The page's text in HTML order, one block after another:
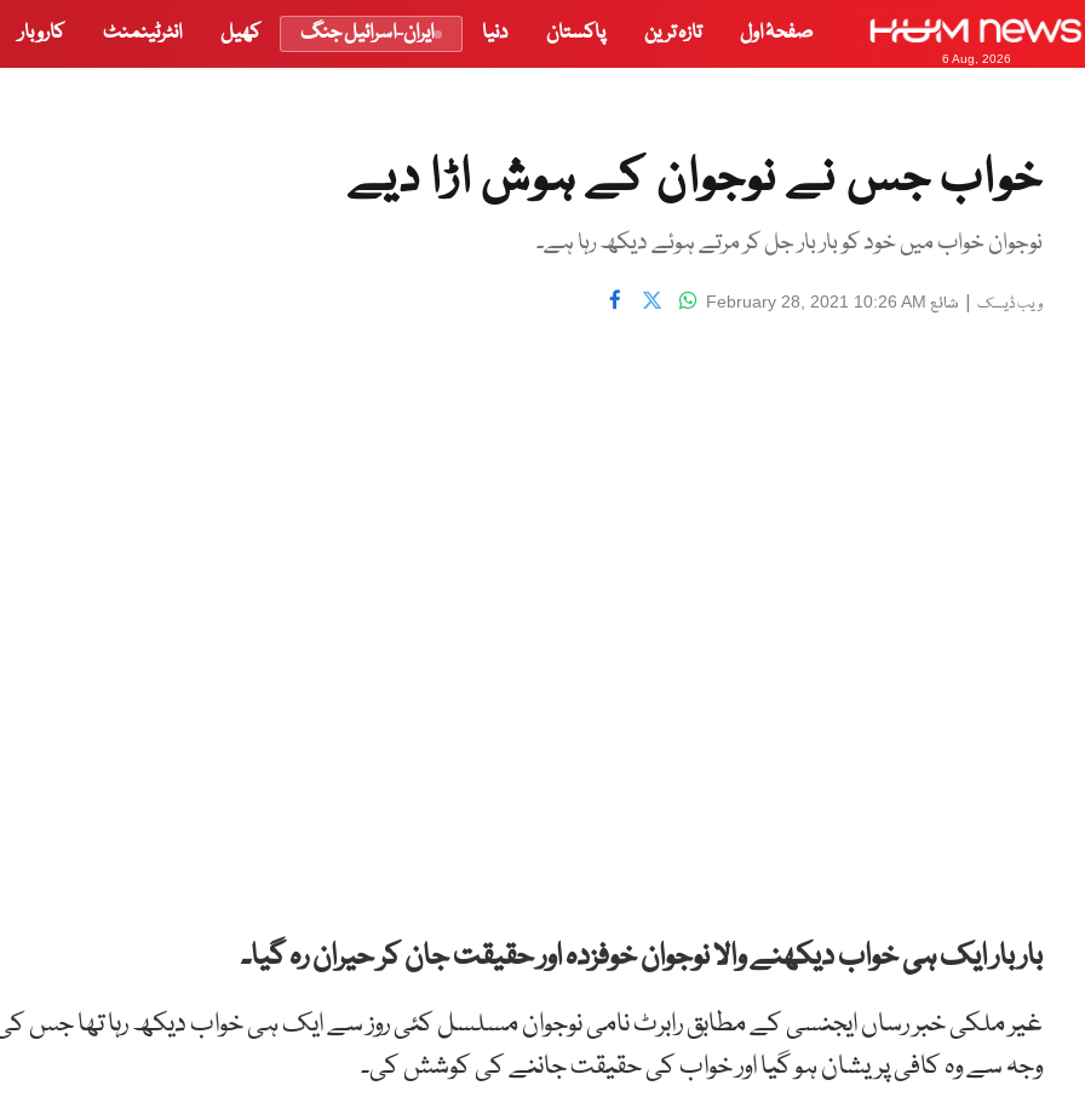
6 Aug, 2026
صفحۂ اول تازہ ترین پاکستان دنیا ایران-اسرائیل جنگ کھیل انٹرٹینمنٹ کاروبار
خواب جس نے نوجوان کے ہوش اڑا دیے
نوجوان خواب میں خود کو بار بار جل کر مرتے ہوئے دیکھ رہا ہے۔
ویب ڈیسک | شائع February 28, 2021 10:26 AM
بار بار ایک ہی خواب دیکھنے والا نوجوان خوفزدہ اور حقیقت جان کر حیران رہ گیا۔
غیر ملکی خبر رساں ایجنسی کے مطابق رابرٹ نامی نوجوان مسلسل کئی روز سے ایک ہی خواب دیکھ رہا تھا جس
وجہ سے وہ کافی پریشان ہو گیا اور خواب کی حقیقت جاننے کی کوشش کی۔